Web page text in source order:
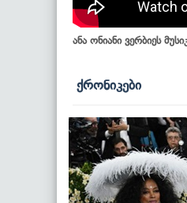
ანა ონიანი ვერბიეს
ქრონიკები